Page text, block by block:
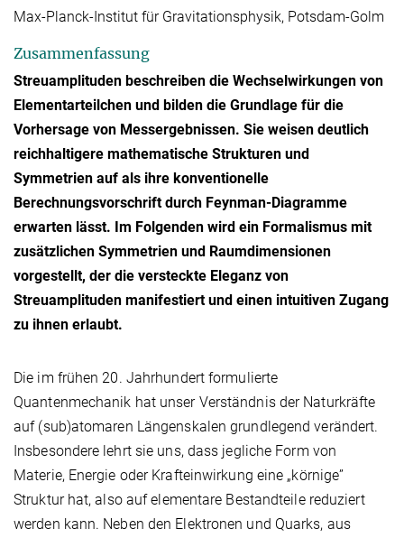
Max-Planck-Institut für Gravitationsphysik, Potsdam-Golm
Zusammenfassung
Streuamplituden beschreiben die Wechselwirkungen von
Elementarteilchen und bilden die Grundlage für die
Vorhersage von Messergebnissen. Sie weisen deutlich
reichhaltigere mathematische Strukturen und
Symmetrien auf als ihre konventionelle
Berechnungsvorschrift durch Feynman-Diagramme
erwarten lässt. Im Folgenden wird ein Formalismus mit
zusätzlichen Symmetrien und Raumdimensionen
vorgestellt, der die versteckte Eleganz von
Streuamplituden manifestiert und einen intuitiven Zugang
zu ihnen erlaubt.
Die im frühen 20. Jahrhundert formulierte
Quantenmechanik hat unser Verständnis der Naturkräfte
auf (sub)atomaren Längenskalen grundlegend verändert.
Insbesondere lehrt sie uns, dass jegliche Form von
Materie, Energie oder Krafteinwirkung eine „körnige”
Struktur hat, also auf elementare Bestandteile reduziert
werden kann. Neben den Elektronen und Quarks, aus